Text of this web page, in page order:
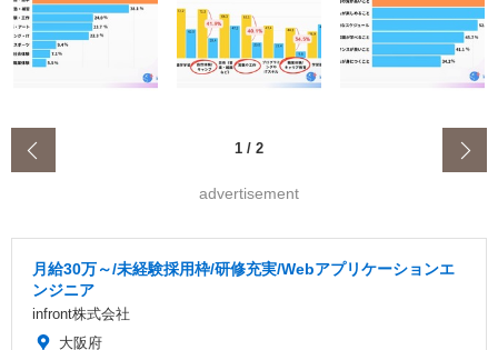
1 / 2
advertisement
月給30万～/未経験採用枠/研修充実/Webアプリケーションエ
ンジニア
infront株式会社
大阪府